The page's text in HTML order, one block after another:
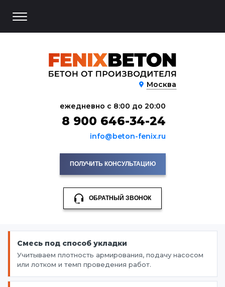
Москва
ПОЛУЧИТЬ КОНСУЛЬТАЦИЮ
ОБРАТНЫЙ ЗВОНОК
ежедневно с 8:00 до 20:00
8 900 646-34-24
info@beton-fenix.ru
Смесь под способ укладки
Учитываем плотность армирования, подачу насосом
или лотком и темп проведения работ.